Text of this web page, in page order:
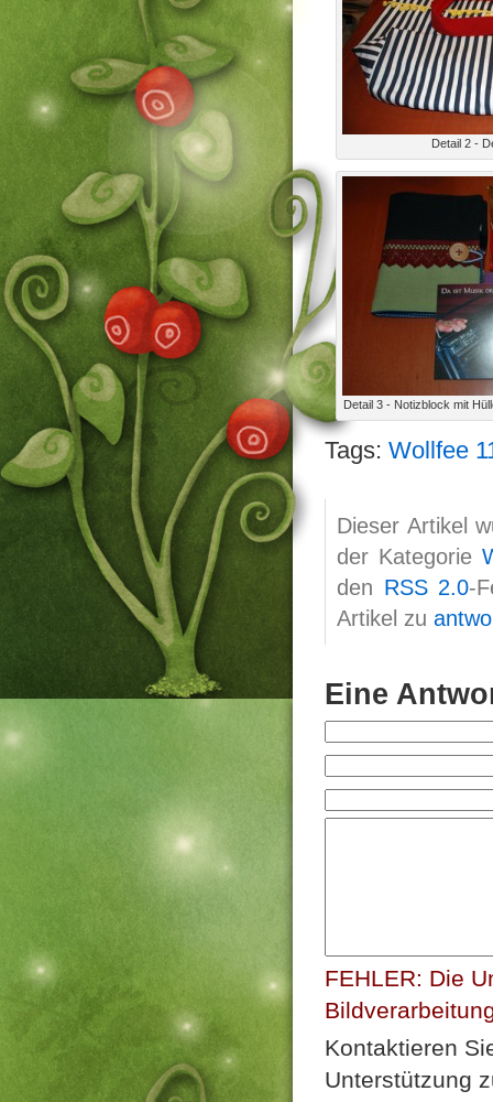
Detail 2 -
Detail 3 - Notizblock mit
Tags: Wollfee
Dieser Artikel
der Kategorie
den RSS 2.0-
Artikel zu
Eine
FEHLER: Die
Kontaktieren
Unterstützung